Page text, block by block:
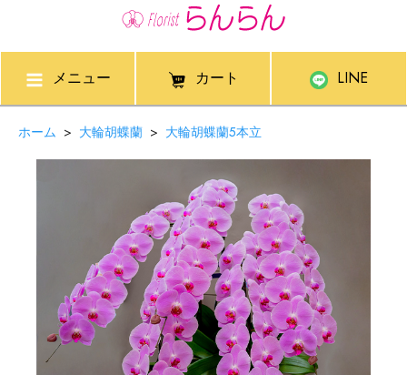
メニュー カート LINE
ホーム > 大輪胡蝶蘭 > 大輪胡蝶蘭5本立